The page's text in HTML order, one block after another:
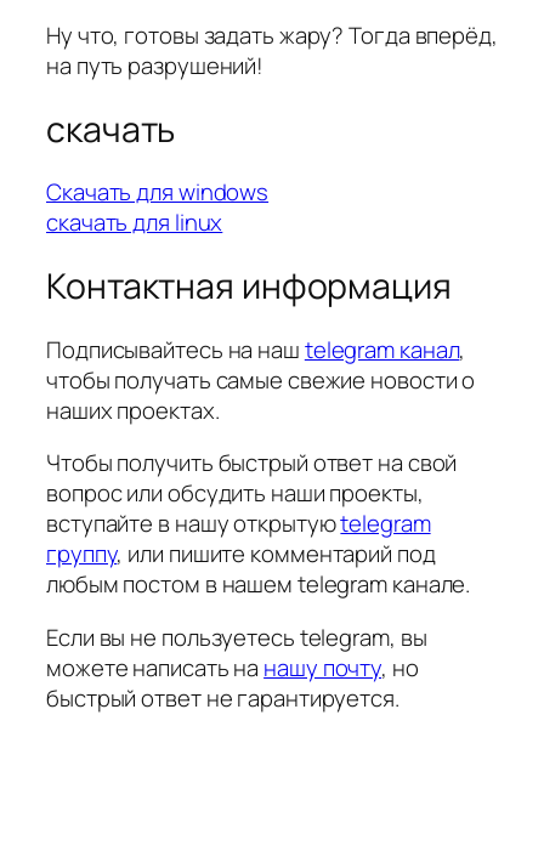
Ну что, готовы задать жару? Тогда вперёд,
на путь разрушений!
скачать
Скачать для windows
скачать для linux
Контактная информация
Подписывайтесь на нашtelegram канал,
чтобы получать самые свежие новости о
наших проектах.
Чтобы получить быстрый ответ на свой
вопрос или обсудить наши проекты,
вступайте в нашу открытуюtelegram
группу, или пишите комментарий под
любым постом в нашем telegram канале.
Если вы не пользуетесь telegram, вы
можете написать на нашу почту, но
быстрый ответ не гарантируется.